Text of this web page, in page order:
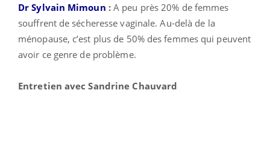
Dr Sylvain Mimoun :A peu près 20% de femmes
souffrent de sécheresse vaginale. Au-delà de la
ménopause, c’est plus de 50% des femmes qui peuvent
avoir ce genre de problème.
Entretien avec Sandrine Chauvard